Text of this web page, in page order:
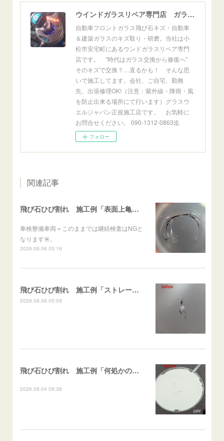
ウインドガラスリペア専門店 ガラスリペア・ヨシダ グラスウェルドジャパン 正規施工店 小松市
自動車フロントガラス飛び石キズ・自動車
＆建築ガラスのキズ取り・研磨。当社は小
松市安宅町にあるウンドガラスリペア専門
店です。 ”時代はガラス交換から修復へ”
そのキズで交換？…直るかも！ そんな思
いで施工してます。会社、ご自宅、勤務
先、出張修理OK!（注意：紫外線・降雨・風
を防止出来る場所にて行います）グラスウ
エルジャパン正規施工店です。 お気軽に
お問合せください。 090-1312-0863迄
フォロー
関連記事
飛び石ひび割れ 施工例「表面上亀裂・ダメージクラック」ステラ
車検整備車両＝このままでは継続検査はNGと
なります🚨。
2026.08.06 05:16
飛び石ひび割れ 施工例「ストレート系パーシャル」ポルテ
2026.08.06 05:09
飛び石ひび割れ 施工例「何処かの施工歴再修復（ヒビ伸び先）及び小さなひび割れ」スイフト
2026.08.04 09:38